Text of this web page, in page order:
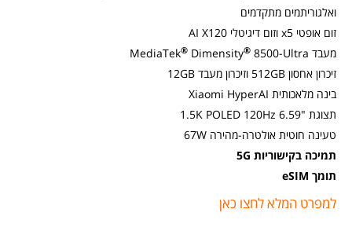
ואלגוריתמים מתקדמים
זום אופטי x5 וזום דיגיטלי AI X120
מעבד MediaTek
® Dimensity® 8500-Ultra
זיכרון אחסון 512GB וזיכרון מעבד 12GB
בינה מלאכותית Xiaomi HyperAI
תצוגת "1.5K POLED 120Hz 6.59
טעינה חוטית אולטרה-מהירה 67W
תמיכה בקישוריות 5G
תומך eSIM
למפרט המלא לחצו כאן